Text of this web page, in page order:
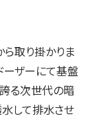
取り掛かりま
ーザーにて基盤
る次世代の暗
して排水させ